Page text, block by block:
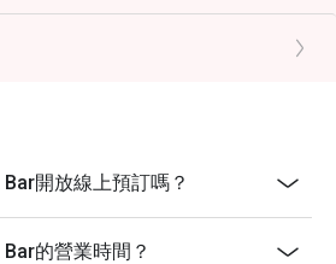
份食品，詳情請於入座前預先查詢
示訂座證明方可享用折扣
證
開放線上預訂嗎？
的營業時間？